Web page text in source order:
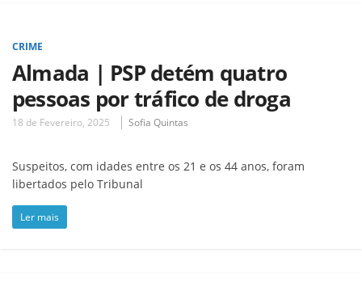
CRIME
Almada | PSP detém quatro
pessoas por tráfico de droga
18 de Fevereiro, 2025 Sofia Quintas
Suspeitos, com idades entre os 21 e os 44 anos, foram
libertados pelo Tribunal
Ler mais